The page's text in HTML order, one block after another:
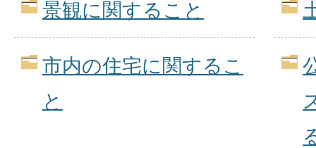
景観に関すること
市内の住宅に関するこ
と